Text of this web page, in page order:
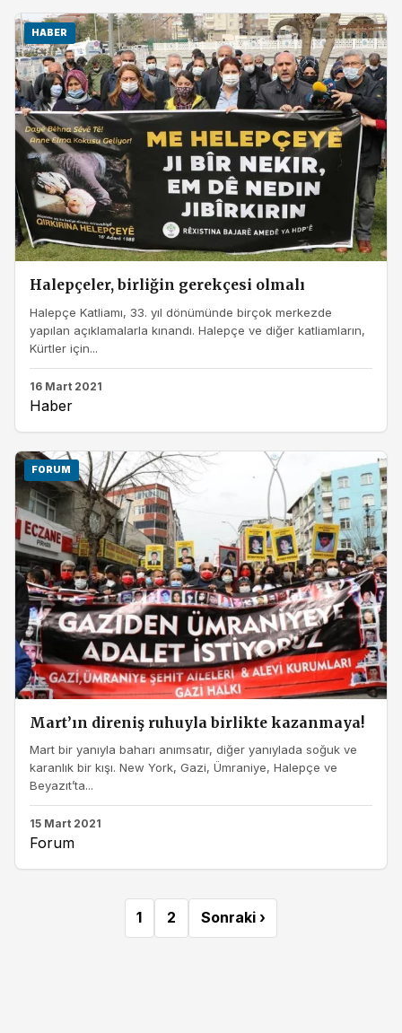
HABER
Halepçeler, birliğin gerekçesi olmalı
Halepçe Katliamı, 33. yıl dönümünde birçok merkezde
yapılan açıklamalarla kınandı. Halepçe ve diğer katliamların,
Kürtler için...
16 Mart 2021
Haber
FORUM
Mart’ın direniş ruhuyla birlikte kazanmaya!
Mart bir yanıyla baharı anımsatır, diğer yanıylada soğuk ve
karanlık bir kışı. New York, Gazi, Ümraniye, Halepçe ve
Beyazıt’ta...
15 Mart 2021
Forum
1 2 Sonraki ›